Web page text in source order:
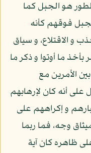
هو الجبل كما
فوقهم كأنه
هو الجذب و الاقتلاع، و سياق
بأخذ ما أوتوا و ذكر ما
الأمرين مع
أنه كان لإرهابهم
و إكراههم على
وجه، فما ربما
ظاهره كان آية